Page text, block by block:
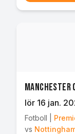
Manchester
lör 16 jan.
Fotboll
vs